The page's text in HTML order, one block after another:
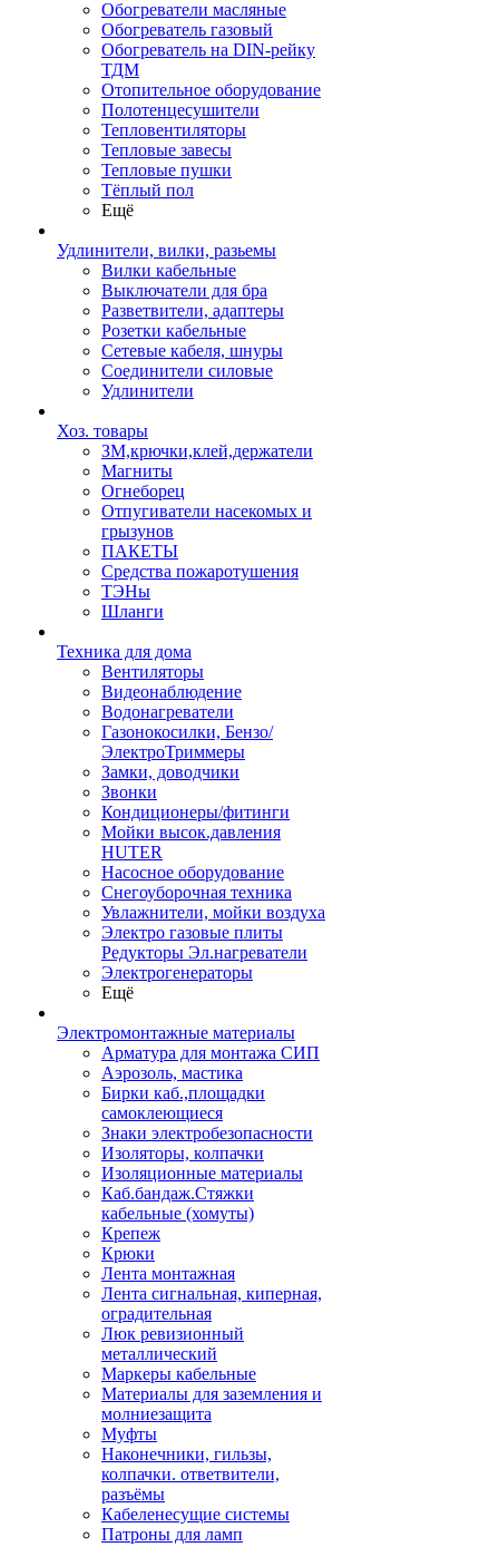
Обогреватели масляные
Обогреватель газовый
Обогреватель на DIN-рейку
ТДМ
Отопительное оборудование
Полотенцесушители
Тепловентиляторы
Тепловые завесы
Тепловые пушки
Тёплый пол
Ещё
Удлинители, вилки, разьемы
Вилки кабельные
Выключатели для бра
Разветвители, адаптеры
Розетки кабельные
Сетевые кабеля, шнуры
Соединители силовые
Удлинители
Хоз. товары
ЗМ,крючки,клей,держатели
Магниты
Огнеборец
Отпугиватели насекомых и
грызунов
ПАКЕТЫ
Средства пожаротушения
ТЭНы
Шланги
Техника для дома
Вентиляторы
Видеонаблюдение
Водонагреватели
Газонокосилки, Бензо/
ЭлектроТриммеры
Замки, доводчики
Звонки
Кондиционеры/фитинги
Мойки высок.давления
HUTER
Насосное оборудование
Снегоуборочная техника
Увлажнители, мойки воздуха
Электро газовые плиты
Редукторы Эл.нагреватели
Электрогенераторы
Ещё
Электромонтажные материалы
Арматура для монтажа СИП
Аэрозоль, мастика
Бирки каб.,площадки
самоклеющиеся
Знаки электробезопасности
Изоляторы, колпачки
Изоляционные материалы
Каб.бандаж.Стяжки
кабельные (хомуты)
Крепеж
Крюки
Лента монтажная
Лента сигнальная, киперная,
оградительная
Люк ревизионный
металлический
Маркеры кабельные
Материалы для заземления и
молниезащита
Муфты
Наконечники, гильзы,
колпачки. ответвители,
разъёмы
Кабеленесущие системы
Патроны для ламп